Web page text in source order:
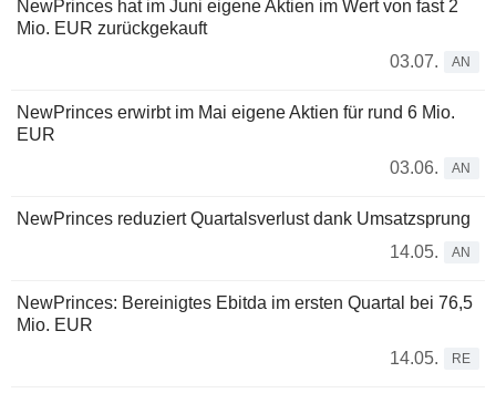
NewPrinces hat im Juni eigene Aktien im Wert von fast 2
Mio. EUR zurückgekauft
03.07.
AN
NewPrinces erwirbt im Mai eigene Aktien für rund 6 Mio.
EUR
03.06.
AN
NewPrinces reduziert Quartalsverlust dank Umsatzsprung
14.05.
AN
NewPrinces: Bereinigtes Ebitda im ersten Quartal bei 76,5
Mio. EUR
14.05.
RE